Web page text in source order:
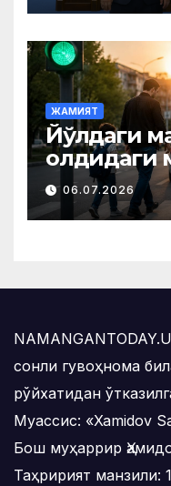
билан
ЖАМИЯТ
Йўлдаги
олдидаги
06.07.2026
сонли гувоҳнома
рўйхатидан
Муассис: «Xamidov
Бош муҳаррир
Таҳририят манзили: